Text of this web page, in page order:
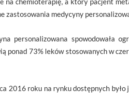
zastosowania medycyny
personalizowana spowodowała
ponad 73% leków stosowanych w
2016 roku na rynku dostępnych